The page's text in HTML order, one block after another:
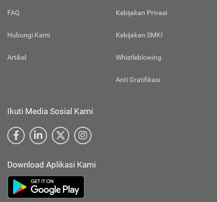
FAQ
Hubungi Kami
Artikel
Kebijakan Privasi
Kebijakan SMKI
Whistleblowing
Anti Gratifikasi
Ikuti Media Sosial Kami
Download Aplikasi Kami